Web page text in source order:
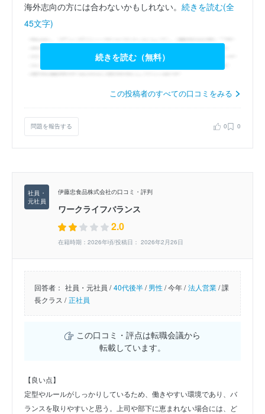
海外志向の方には合わないかもしれない。 続きを読む(全
45文字)
続きを読む（無料）
この投稿者のすべての口コミをみる
問題を報告する 0 0
伊藤忠食品株式会社の口コミ・評判
ワークライフバランス
2.0
在籍時期：2026年頃/投稿日： 2026年2月26日
回答者： 社員・元社員 / 40代後半/男性/今年 / 法人営業/課
長クラス / 正社員
この口コミ・評点は転職会議から
転載しています。
【良い点】
定型やルールがしっかりしているため、働きやすい環境であり、バ
ランスを取りやすいと思う。上司や部下に恵まれない場合には、ど